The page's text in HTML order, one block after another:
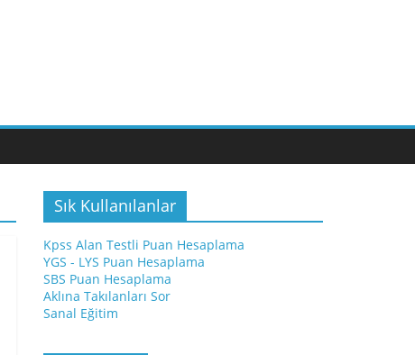
Sık Kullanılanlar
Kpss Alan Testli Puan Hesaplama
YGS - LYS Puan Hesaplama
SBS Puan Hesaplama
Aklına Takılanları Sor
Sanal Eğitim